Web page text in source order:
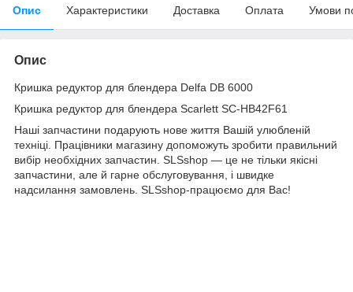
Опис Характеристики Доставка Оплата Умови
Опис
Кришка редуктор для блендера Delfa DB 6000
Кришка редуктор для блендера Scarlett SC-HB42F61
Наші запчастини подарують нове життя Вашій улюбленій
техніці. Працівники магазину допоможуть зробити правильний
вибір необхідних запчастин. SLSshop — це не тільки якісні
запчастини, але й гарне обслуговування, і швидке
надсилання замовлень. SLSshop-працюємо для Вас!